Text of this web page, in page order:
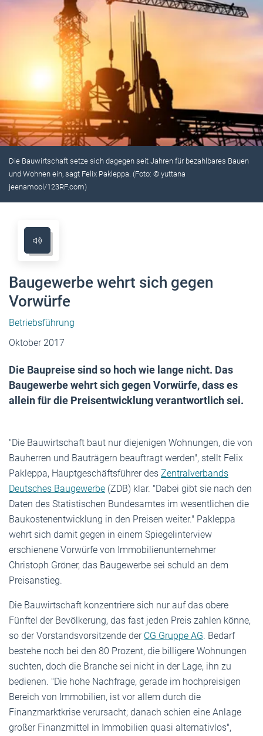
Die Bauwirtschaft setze sich dagegen seit Jahren für bezahlbares Bauen
und Wohnen ein, sagt Felix Pakleppa. (Foto: © yuttana
jeenamool/123RF.com)
Baugewerbe wehrt sich gegen
Vorwürfe
Betriebsführung
Oktober 2017
Die Baupreise sind so hoch wie lange nicht. Das
Baugewerbe wehrt sich gegen Vorwürfe, dass es
allein für die Preisentwicklung verantwortlich sei.
"Die Bauwirtschaft baut nur diejenigen Wohnungen, die von
Bauherren und Bauträgern beauftragt werden", stellt Felix
Pakleppa, Hauptgeschäftsführer des Zentralverbands
Deutsches Baugewerbe (ZDB) klar. "Dabei gibt sie nach den
Daten des Statistischen Bundesamtes im wesentlichen die
Baukostenentwicklung in den Preisen weiter." Pakleppa
wehrt sich damit gegen in einem Spiegelinterview
erschienene Vorwürfe von Immobilienunternehmer
Christoph Gröner, das Baugewerbe sei schuld an dem
Preisanstieg.
Die Bauwirtschaft konzentriere sich nur auf das obere
Fünftel der Bevölkerung, das fast jeden Preis zahlen könne,
so der Vorstandsvorsitzende der CG Gruppe AG. Bedarf
bestehe noch bei den 80 Prozent, die billigere Wohnungen
suchten, doch die Branche sei nicht in der Lage, ihn zu
bedienen. "Die hohe Nachfrage, gerade im hochpreisigen
Bereich von Immobilien, ist vor allem durch die
Finanzmarktkrise verursacht; danach schien eine Anlage
großer Finanzmittel in Immobilien quasi alternativlos",